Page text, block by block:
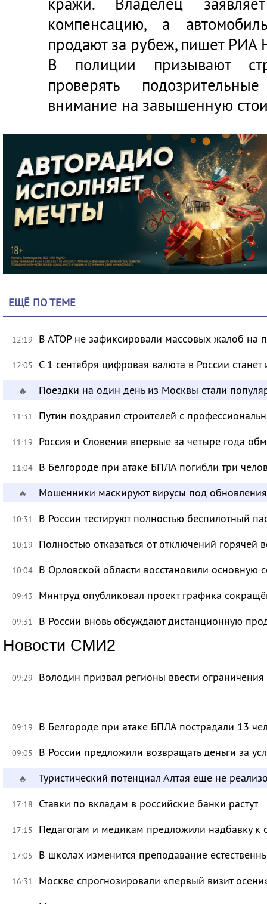
компенсацию, а
продают за рубеж, пишет РИА
В полиции призывают
проверять
внимание на завышенную
ЕЩЁ ПО ТЕМЕ
12:19 В АТОР не зафиксировали массовых жалоб на
12:05 С 1 сентября цифровая валюта в России
🔥 Поездки на один день из Москвы стали
11:31 Путин поздравил строителей с
11:19 Россия и Словения впервые за четыре года
11:04 В Белгороде при атаке БПЛА погибли три
🔥 Мошенники маскируют вирусы под
10:31 В России тестируют полностью беспилотный
10:19 Полностью отказаться от отключений горячей
10:04 В Орловской области восстановили основную
09:43 Минтруд опубликовал проект графика
09:31 В России вновь обсуждают дистанционную
Новости СМИ2
09:29 Володин призвал регионы ввести
09:19 В Белгороде при атаке БПЛА пострадали 13
09:05 В России предложили возвращать деньги за
🔥 Туристический потенциал Алтая еще не
17:18 Ставки по вкладам в российские банки растут
17:15 Педагогам и медикам предложили надбавку к
17:05 В школах изменится преподавание
16:31 Москве спрогнозировали «первый визит